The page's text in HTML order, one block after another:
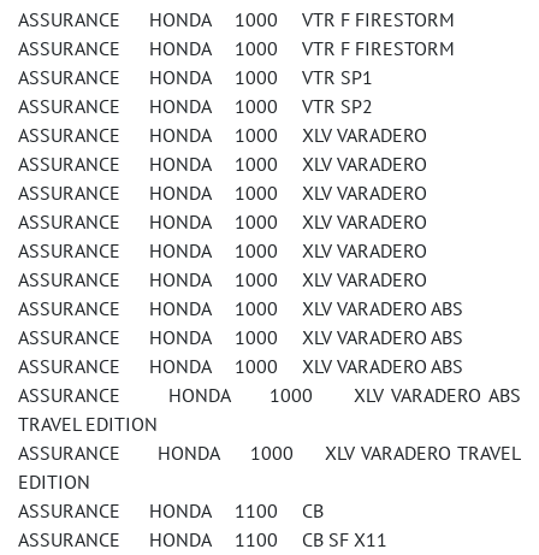
ASSURANCE HONDA 1000 VTR F FIRESTORM
ASSURANCE HONDA 1000 VTR F FIRESTORM
ASSURANCE HONDA 1000 VTR SP1
ASSURANCE HONDA 1000 VTR SP2
ASSURANCE HONDA 1000 XLV VARADERO
ASSURANCE HONDA 1000 XLV VARADERO
ASSURANCE HONDA 1000 XLV VARADERO
ASSURANCE HONDA 1000 XLV VARADERO
ASSURANCE HONDA 1000 XLV VARADERO
ASSURANCE HONDA 1000 XLV VARADERO
ASSURANCE HONDA 1000 XLV VARADERO ABS
ASSURANCE HONDA 1000 XLV VARADERO ABS
ASSURANCE HONDA 1000 XLV VARADERO ABS
ASSURANCE HONDA 1000 XLV VARADERO ABS
TRAVEL EDITION
ASSURANCE HONDA 1000 XLV VARADERO TRAVEL
EDITION
ASSURANCE HONDA 1100 CB
ASSURANCE HONDA 1100 CB SF X11